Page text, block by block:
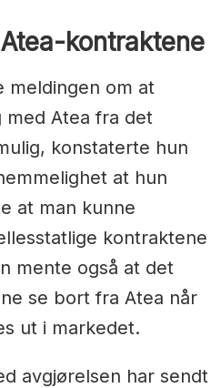
kontraktene
meldingen om at
med Atea fra det
konstaterte hun
at hun
at man kunne
kontraktene
mente også at det
se bort fra Atea når
ut i markedet.
avgjørelsen har sendt